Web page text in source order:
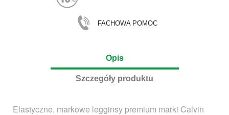
FACHOWA POMOC
Opis
Szczegóły produktu
Elastyczne, markowe legginsy premium marki Calvin